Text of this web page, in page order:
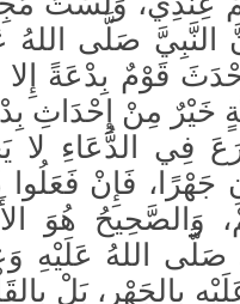
صَلَّى اللهُ
قَوْمٌ بِدْعَةً إِلا
فِي الدُّعَاءِ لا
جَهْرًا، فَإِنْ
وَالصَّحِيحُ هُوَ
صَلَّى اللهُ عَلَيْهِ
بِالجَهْرِ، بَلْ